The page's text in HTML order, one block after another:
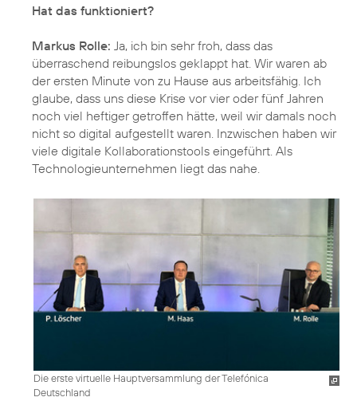
Hat das funktioniert?
Markus Rolle: Ja, ich bin sehr froh, dass das
überraschend reibungslos geklappt hat. Wir waren ab
der ersten Minute von zu Hause aus arbeitsfähig. Ich
glaube, dass uns diese Krise vor vier oder fünf Jahren
noch viel heftiger getroffen hätte, weil wir damals noch
nicht so digital aufgestellt waren. Inzwischen haben wir
viele digitale Kollaborationstools eingeführt. Als
Technologieunternehmen liegt das nahe.
Die erste virtuelle Hauptversammlung der Telefónica
Deutschland